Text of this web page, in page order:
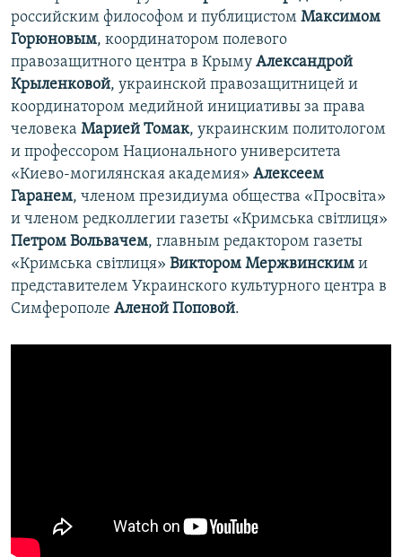
российским философом и публицистом Максимом
Горюновым, координатором полевого
правозащитного центра в Крыму Александрой
Крыленковой, украинской правозащитницей и
координатором медийной инициативы за права
человека Марией Томак, украинским политологом
и профессором Национального университета
«Киево-могилянская академия» Алексеем
Гаранем, членом президиума общества «Просвіта»
и членом редколлегии газеты «Кримська світлиця»
Петром Вольвачем, главным редактором газеты
«Кримська світлиця» Виктором Мержвинским и
представителем Украинского культурного центра в
Симферополе Аленой Поповой.